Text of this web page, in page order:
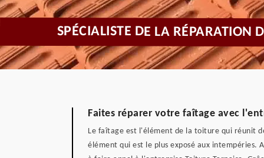
SPÉCIALISTE DE LA RÉPARATION
Faites réparer votre faîtage avec
Le faîtage est l'élément de la toiture qui réunit
élément qui est le plus exposé aux intempéries.